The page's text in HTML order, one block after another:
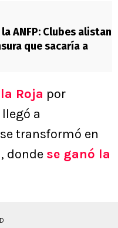
ANFP: Clubes alistan
que sacaría a
la Roja por
a
transformó en
donde se ganó la